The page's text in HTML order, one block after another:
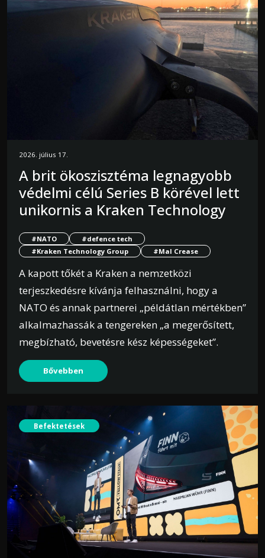
2026. július 17.
A brit ökoszisztéma legnagyobb
védelmi célú Series B körével lett
unikornis a Kraken Technology
#NATO
#defence tech
#Kraken Technology Group
#Mal Crease
A kapott tőkét a Kraken a nemzetközi
terjeszkedésre kívánja felhasználni, hogy a
NATO és annak partnerei „példátlan mértékben”
alkalmazhassák a tengereken „a megerősített,
megbízható, bevetésre kész képességeket”.
Bővebben
Befektetések